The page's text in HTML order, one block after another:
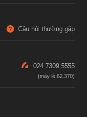
Câu hỏi thường gặp
024 7309 5555